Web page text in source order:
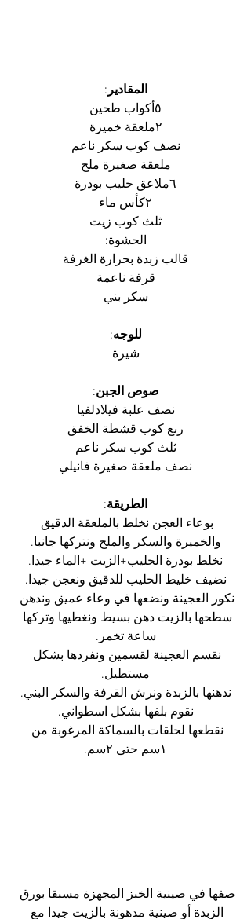
المقادير:
٥أكواب طحين
٢ملعقة خميرة
نصف كوب سكر ناعم
ملعقة صغيرة ملح
٦ملاعق حليب بودرة
٢كأس ماء
ثلث كوب زيت
الحشوة:
قالب زبدة بحرارة الغرفة
قرفة ناعمة
سكر بني
للوجه:
شيرة
صوص الجبن:
نصف علبة فيلادلفيا
ربع كوب قشطة الخفق
ثلث كوب سكر ناعم
نصف ملعقة صغيرة فانيلي
الطريقة:
بوعاء العجن نخلط بالملعقة الدقيق
والخميرة والسكر والملح ونتركها جانبا.
نخلط بودرة الحليب+الزيت +الماء جيدا.
نضيف خليط الحليب للدقيق ونعجن جيدا.
نكور العجينة ونضعها في وعاء عميق وندهن
سطحها بالزيت دهن بسيط ونغطيها وتركها
ساعة تخمر.
نقسم العجينة لقسمين ونفردها بشكل
مستطيل.
ندهنها بالزبدة ونرش القرفة والسكر البني.
نقوم بلفها بشكل اسطواني.
نقطعها لحلقات بالسماكة المرغوبة من
١سم حتى ٢سم.
صفها في صينية الخبز المجهزة مسبقا بورق
الزبدة أو صينية مدهونة بالزيت جيدا مع